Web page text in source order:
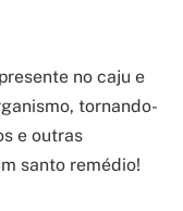
no caju e
tornando-
e outras
santo remédio!